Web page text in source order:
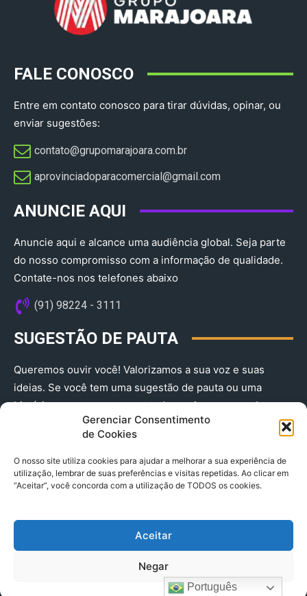
Gerenciar Consentimento
de Cookies
O nosso site utiliza cookies para ajudar a melhorar a sua experiência de
utilização, lembrar de suas preferências e visitas repetidas. Ao clicar em
“Aceitar”, você concorda com a utilização de TODOS os cookies.
Aceitar
Negar
FALE CONOSCO
Entre em contato conosco para tirar dúvidas, opinar, ou
enviar sugestões:
contato@grupomarajoara.com.br
aprovinciadoparacomercial@gmail.com​
ANUNCIE AQUI
Anuncie aqui e alcance uma audiência global. Seja parte
do nosso compromisso com a informação de qualidade.
Contate-nos nos telefones abaixo
(91) 98224 - 3111
SUGESTÃO DE PAUTA
Queremos ouvir você! Valorizamos a sua voz e suas
ideias. Se você tem uma sugestão de pauta ou uma
história que merece ser contada, envie-nos agora!
(91) 98224 - 3111
© 2025 A Província do Pará CNPJ: 04.901.141/0001-36 End .
Trav. Quintino Bocaiuva 2301, Ed. Rogério Fernandez – Sala
2701- Cremação – CEP 66045.315
Português